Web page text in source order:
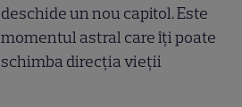
deschide un nou capitol. Este
momentul astral care îți poate
schimba direcția vieții